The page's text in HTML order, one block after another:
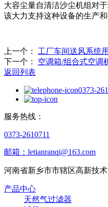
大容尘量自清洁沙尘机组对
该大力支持这种设备的生产
上一个：
工厂车间送风系统
下一个：
空调箱/组合式空调
返回列表
0373-
服务热线：
0373-2610711
邮箱：letianranqi@163.com
河南省新乡市市辖区高新技
产品中心
天然气过滤器